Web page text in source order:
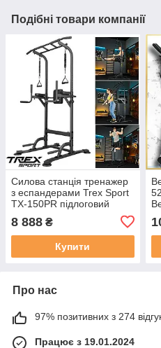
Подібні товари компанії
Силова станція тренажер
з еспандерами Trex Sport
TX-150PR підлоговий
турнік і бруси для дому та
спортзалу
8 888 ₴
Купити
Про нас
97% позитивних з 274
Працює з 19.01.2024